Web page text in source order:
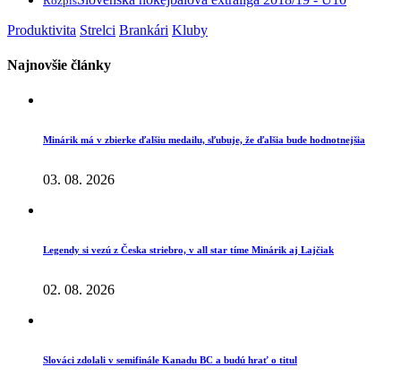
Produktivita Strelci Brankári Kluby
Najnovšie články
Minárik má v zbierke ďalšiu medailu, sľubuje, že ďalšia bude hodnotnejšia
03. 08. 2026
Legendy si vezú z Česka striebro, v all star tíme Minárik aj Lajčiak
02. 08. 2026
Slováci zdolali v semifinále Kanadu BC a budú hrať o titul